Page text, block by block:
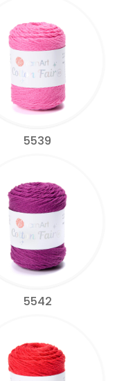
5539
5542